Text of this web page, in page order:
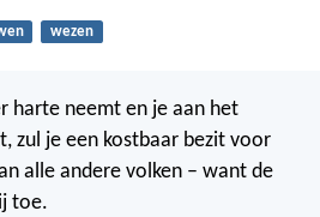
wezen
harte neemt en je aan het
zul je een kostbaar bezit voor
alle andere volken – want de
toe.